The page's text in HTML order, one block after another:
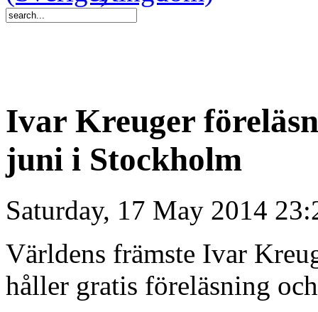
Ivar Kreuger
juni i Stockholm
Saturday, 17 May 2014
Världens främste Ivar
håller gratis föreläsning